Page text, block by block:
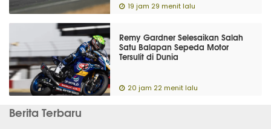
19 jam 29 menit lalu
Remy Gardner Selesaikan Salah
Satu Balapan Sepeda Motor
Tersulit di Dunia
20 jam 22 menit lalu
Berita Terbaru